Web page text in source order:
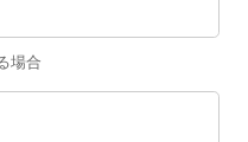
場合